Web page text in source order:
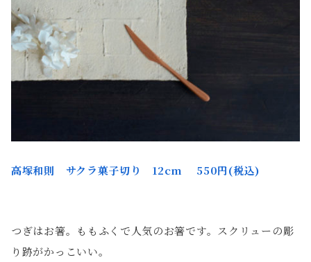
高塚和則 サクラ菓子切り 12cm 550円(税込)
つぎはお箸。ももふくで人気のお箸です。スクリューの彫
り跡がかっこいい。